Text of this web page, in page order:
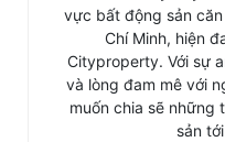
vực bất động sản
Chí Minh, hiện
Cityproperty. Với sự
và lòng đam mê với
muốn chia sẽ những
sản